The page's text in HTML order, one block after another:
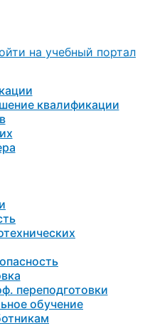
на учебный портал
квалификации
переподготовки
обучение